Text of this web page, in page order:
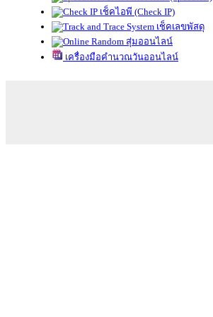
เช็คไอพี (Check IP)
เช็คเลขพัสดุ
สุ่มออนไลน์
เครื่องมือคำนวณวันออนไลน์